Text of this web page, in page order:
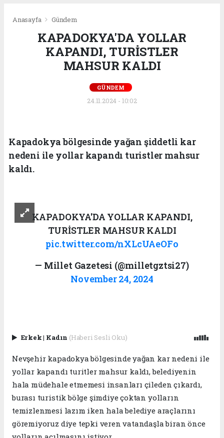
Anasayfa Gündem
KAPADOKYA'DA YOLLAR
KAPANDI, TURİSTLER
MAHSUR KALDI
GÜNDEM
24.11.2024 - 10:02
Kapadokya bölgesinde yağan şiddetli kar
nedeni ile yollar kapandı turistler mahsur
kaldı.
KAPADOKYA'DA YOLLAR KAPANDI,
TURİSTLER MAHSUR KALDI
pic.twitter.com/nXLcUAeOFo
— Millet Gazetesi (@milletgztsi27)
November 24, 2024
Erkek| Kadın (Haberi Sesli Oku)
Nevşehir kapadokya bölgesinde yağan kar nedeni ile
yollar kapandı turitler mahsur kaldı, belediyenin
hala müdehale etmemesi insanları çileden çıkardı,
burası turistik bölge şimdiye çoktan yolların
temizlenmesi lazım iken hala belediye araçlarını
göremiyoruz diye tepki veren vatandaşla biran önce